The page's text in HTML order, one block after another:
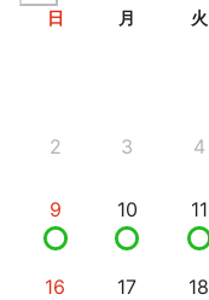
日 月 火
2 3 4
9 10 11
16 17 18